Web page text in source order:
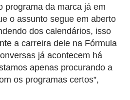
programa da marca já em
o assunto segue em aberto
dos calendários, isso
a carreira dele na Fórmula
já acontecem há
apenas procurando a
os programas certos”,